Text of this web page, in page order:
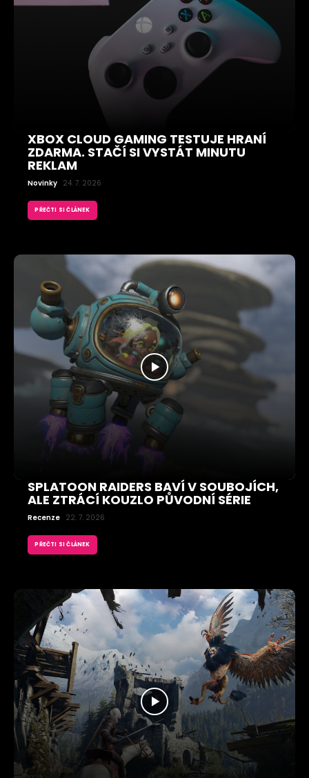
XBOX CLOUD GAMING TESTUJE HRANÍ
ZDARMA. STAČÍ SI VYSTÁT MINUTU
REKLAM
Novinky 24. 7. 2026
PŘEČTI SI ČLÁNEK
SPLATOON RAIDERS BAVÍ V SOUBOJÍCH,
ALE ZTRÁCÍ KOUZLO PŮVODNÍ SÉRIE
Recenze 22. 7. 2026
PŘEČTI SI ČLÁNEK